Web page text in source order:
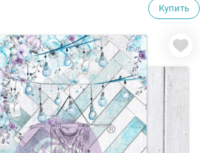
Купить